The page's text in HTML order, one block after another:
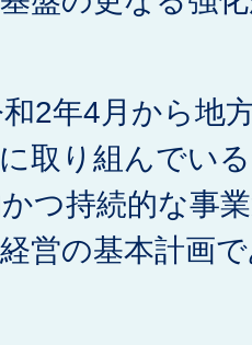
2年4月から地
取り組んでい
つ持続的な事
営の基本計画